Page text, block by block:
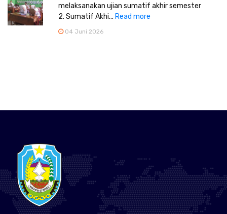
melaksanakan ujian sumatif akhir semester
2. Sumatif Akhi... Read more
04 Juni 2026